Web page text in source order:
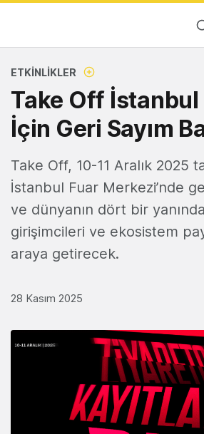
ETKINLIKLER
Take Off
İçin Geri Sayım
Take Off, 10-11 Aralık 2025
İstanbul Fuar Merkezi’nde
ve dünyanın dört bir
girişimcileri ve ekosistem
araya getirecek.
28 Kasım 2025